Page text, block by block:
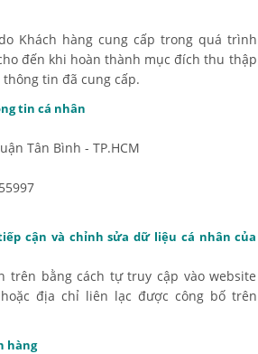
Khách hàng cung cấp trong quá trình
đến khi hoàn thành mục đích thu thập
thông tin đã cung cấp.
tin cá nhân
Tân Bình - TP.HCM
cận và chỉnh sửa dữ liệu cá nhân của
trên bằng cách tự truy cập vào website
địa chỉ liên lạc được công bố trên
hàng